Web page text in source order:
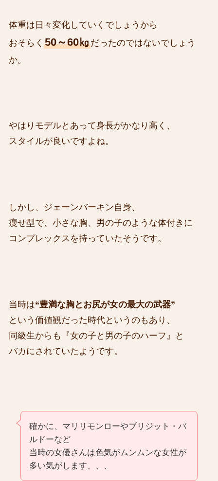
体重は日々変化していくでしょうから
おそらく 50～60㎏だったのではないでしょう
か。
やはりモデルとあって身長がかなり高く、
スタイルが良いですよね。
しかし、ジェーンバーキン自身、
瘦せ型で、小さな胸、男の子のような体付きに
コンプレックスを持っていたそうです。
当時は“豊満な胸とお尻が女の最大の武器”
という価値観だった時代というのもあり、
同級生からも『女の子と男の子のハーフ』と
バカにされていたようです。
確かに、マリリモンローやブリジット・バ
ルドーなど
当時の女優さんは色気がムンムンな女性が
多い気がします、、、